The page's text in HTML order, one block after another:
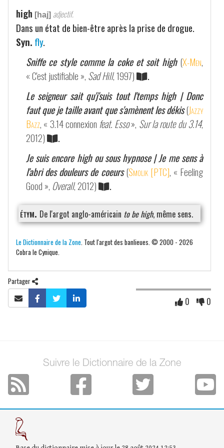
high [haj] adjectif.
Dans un état de bien-être après la prise de drogue.
Syn. fly.
Sniffe ce style comme la coke et soit high (X-Men,
« C'est justifiable », Sad Hill, 1997)
.
Le seigneur sait qu'j'suis tout l'temps high | Donc
faut que je taille avant que s'amènent les dékis (Jazzy
Bazz, « 3.14 connexion feat. Esso», Sur la route du 3.14,
2012)
.
Je suis encore high ou sous hypnose | Je me sens à
l'abri des douleurs de coeurs (Smolik [PTC], « Feeling
Good », Overall, 2012)
.
étym. De l'argot anglo-américain to be high, même sens.
Le Dictionnaire de la Zone . Tout l'argot des banlieues. © 2000 - 2026
Cobra le Cynique.
Partager
0 0
Suivre le Dictionnaire de la Zone